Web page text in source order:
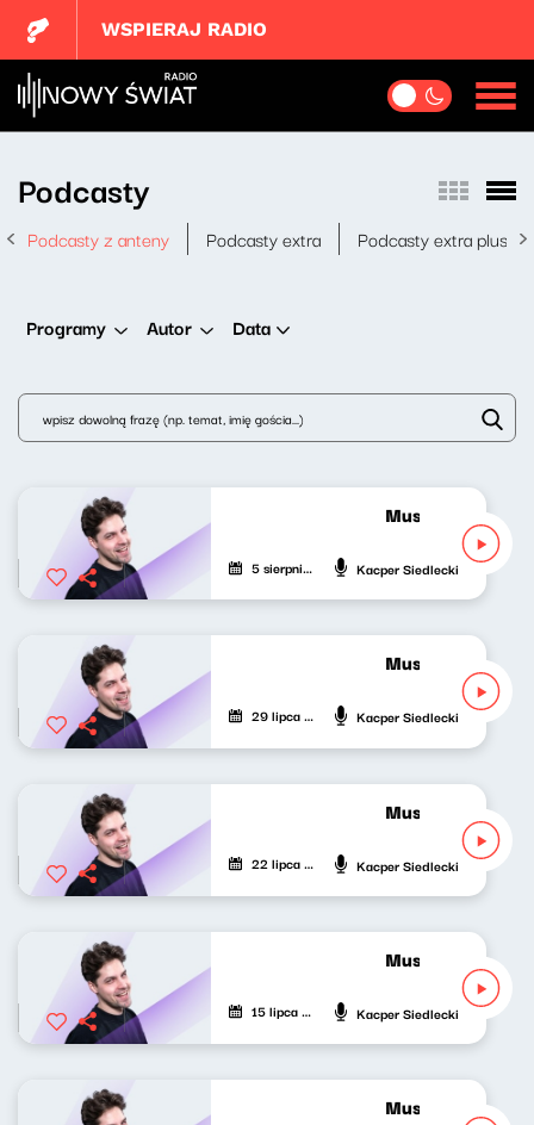
WSPIERAJ RADIO
Podcasty
Podcasty z anteny Podcasty extra Podcasty extra plus
Programy Autor Data
Musicalowe
5 sierpnia 2026 Kacper Siedlecki
Musicalowe
29 lipca 2026 Kacper Siedlecki
Musicalowe
22 lipca 2026 Kacper Siedlecki
Musicalowe
15 lipca 2026 Kacper Siedlecki
Musicalowe